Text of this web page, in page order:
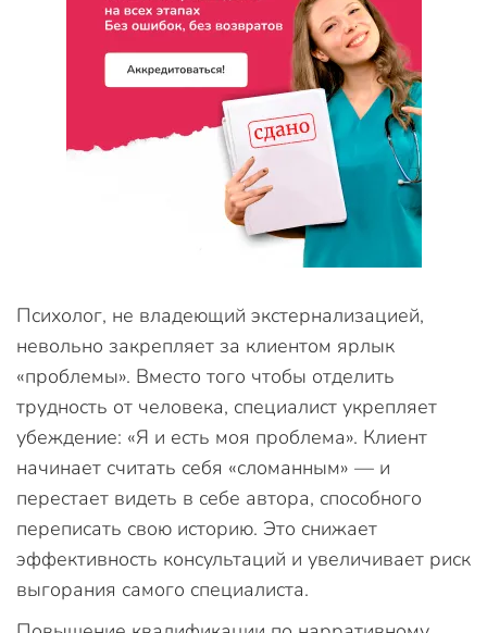
Психолог, не владеющий экстернализацией,
невольно закрепляет за клиентом ярлык
«проблемы». Вместо того чтобы отделить
трудность от человека, специалист укрепляет
убеждение: «Я и есть моя проблема». Клиент
начинает считать себя «сломанным» — и
перестает видеть в себе автора, способного
переписать свою историю. Это снижает
эффективность консультаций и увеличивает риск
выгорания самого специалиста.